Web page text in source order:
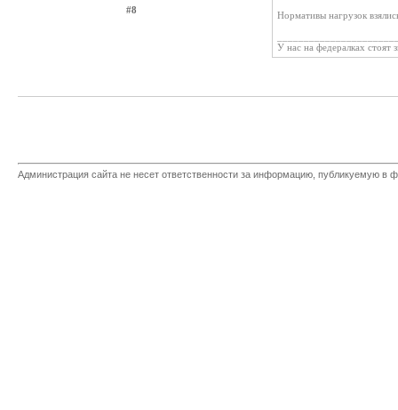
#8
Нормативы нагрузок
У нас на федералках стоят
Администрация сайта не несет ответственности за информацию, публикуемую